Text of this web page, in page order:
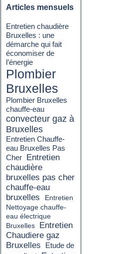
Articles mensuels
Entretien chaudière
Bruxelles : une
démarche qui fait
économiser de
l’énergie
Plombier
Bruxelles
Plombier Bruxelles
chauffe-eau
convecteur gaz à
Bruxelles
Entretien Chauffe-
eau Bruxelles Pas
Cher
Entretien
chaudière
bruxelles pas cher
chauffe-eau
bruxelles
Entretien
Nettoyage chauffe-
eau électrique
Bruxelles
Entretien
Chaudiere gaz
Bruxelles
Etude de